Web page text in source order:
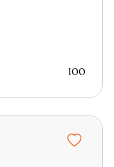
100